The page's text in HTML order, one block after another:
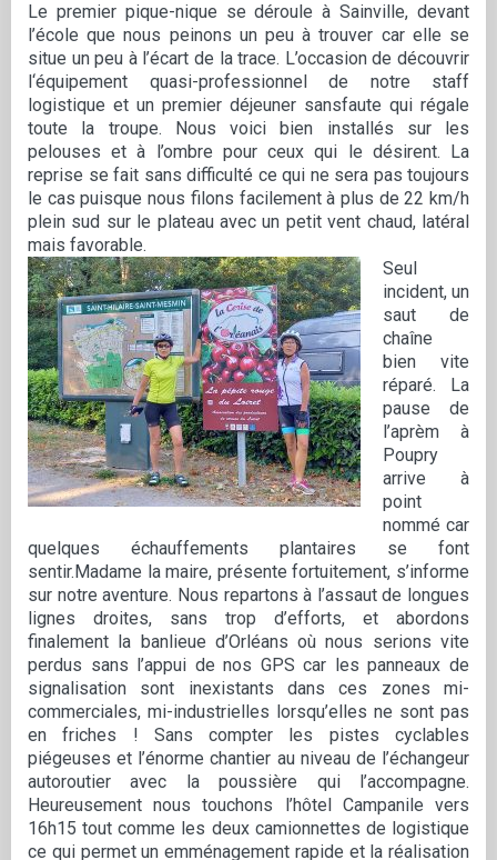
Le premier pique-nique se déroule à Sainville, devant
l’école que nous peinons un peu à trouver car elle se
situe un peu à l’écart de la trace. L’occasion de découvrir
l‘équipement quasi-professionnel de notre staff
logistique et un premier déjeuner sansfaute qui régale
toute la troupe. Nous voici bien installés sur les
pelouses et à l’ombre pour ceux qui le désirent. La
reprise se fait sans difficulté ce qui ne sera pas toujours
le cas puisque nous filons facilement à plus de 22 km/h
plein sud sur le plateau avec un petit vent chaud, latéral
mais favorable.
Seul
incident, un
saut de
chaîne
bien vite
réparé. La
pause de
l’aprèm à
Poupry
arrive à
point
nommé car
quelques échauffements plantaires se font
sentir.Madame la maire, présente fortuitement, s’informe
sur notre aventure. Nous repartons à l’assaut de longues
lignes droites, sans trop d’efforts, et abordons
finalement la banlieue d’Orléans où nous serions vite
perdus sans l’appui de nos GPS car les panneaux de
signalisation sont inexistants dans ces zones mi-
commerciales, mi-industrielles lorsqu’elles ne sont pas
en friches ! Sans compter les pistes cyclables
piégeuses et l’énorme chantier au niveau de l’échangeur
autoroutier avec la poussière qui l’accompagne.
Heureusement nous touchons l’hôtel Campanile vers
16h15 tout comme les deux camionnettes de logistique
ce qui permet un emménagement rapide et la réalisation